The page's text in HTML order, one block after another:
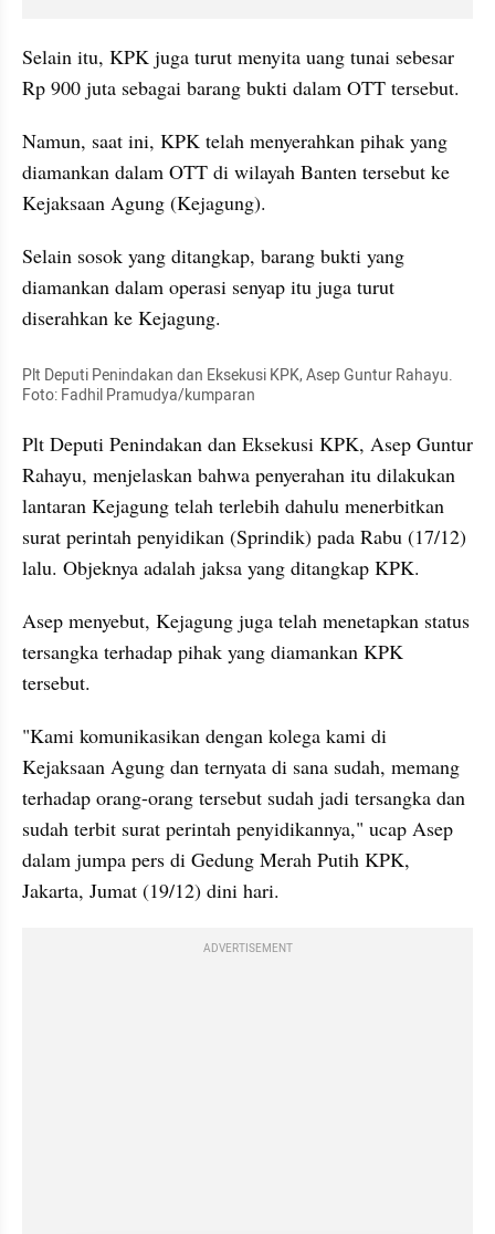
Selain itu, KPK juga turut menyita uang tunai sebesar
Rp 900 juta sebagai barang bukti dalam OTT tersebut.
Namun, saat ini, KPK telah menyerahkan pihak yang
diamankan dalam OTT di wilayah Banten tersebut ke
Kejaksaan Agung (Kejagung).
Selain sosok yang ditangkap, barang bukti yang
diamankan dalam operasi senyap itu juga turut
diserahkan ke Kejagung.
Plt Deputi Penindakan dan Eksekusi KPK, Asep Guntur Rahayu.
Foto: Fadhil Pramudya/kumparan
Plt Deputi Penindakan dan Eksekusi KPK, Asep Guntur
Rahayu, menjelaskan bahwa penyerahan itu dilakukan
lantaran Kejagung telah terlebih dahulu menerbitkan
surat perintah penyidikan (Sprindik) pada Rabu (17/12)
lalu. Objeknya adalah jaksa yang ditangkap KPK.
Asep menyebut, Kejagung juga telah menetapkan status
tersangka terhadap pihak yang diamankan KPK
tersebut.
"Kami komunikasikan dengan kolega kami di
Kejaksaan Agung dan ternyata di sana sudah, memang
terhadap orang-orang tersebut sudah jadi tersangka dan
sudah terbit surat perintah penyidikannya," ucap Asep
dalam jumpa pers di Gedung Merah Putih KPK,
Jakarta, Jumat (19/12) dini hari.
ADVERTISEMENT